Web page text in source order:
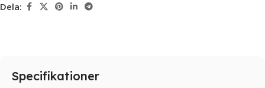
Dela:
Specifikationer